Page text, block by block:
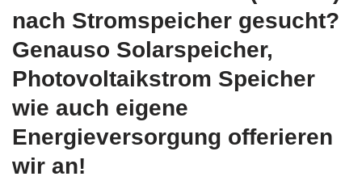
Aus 76872 Erlenbach (Kandel)
nach Stromspeicher gesucht?
Genauso Solarspeicher,
Photovoltaikstrom Speicher
wie auch eigene
Energieversorgung offerieren